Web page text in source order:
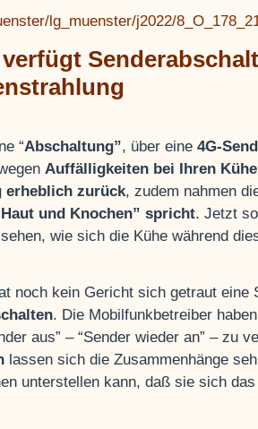
lg_muenster/j2022/
“Abschaltung”, über eine 4G-
Auffälligkeiten bei Ihren
erheblich zurück, zudem nahmen
und Knochen” spricht. Jetzt
wie sich die Kühe während
noch kein Gericht sich getraut eine
. Die Mobilfunkbetreiber
aus” – “Sender wieder an” – zu
lassen sich die Zusammenhänge
unterstellen kann, daß sie sich